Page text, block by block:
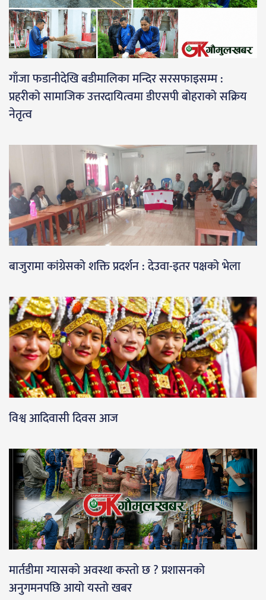
गाँजा फडानीदेखि बडीमालिका मन्दिर सरसफाइसम्म :
प्रहरीको सामाजिक उत्तरदायित्वमा डीएसपी बोहराको सक्रिय
नेतृत्व
बाजुरामा कांग्रेसको शक्ति प्रदर्शन : देउवा-इतर पक्षको भेला
विश्व आदिवासी दिवस आज
मार्तडीमा ग्यासको अवस्था कस्तो छ ? प्रशासनको
अनुगमनपछि आयो यस्तो खबर